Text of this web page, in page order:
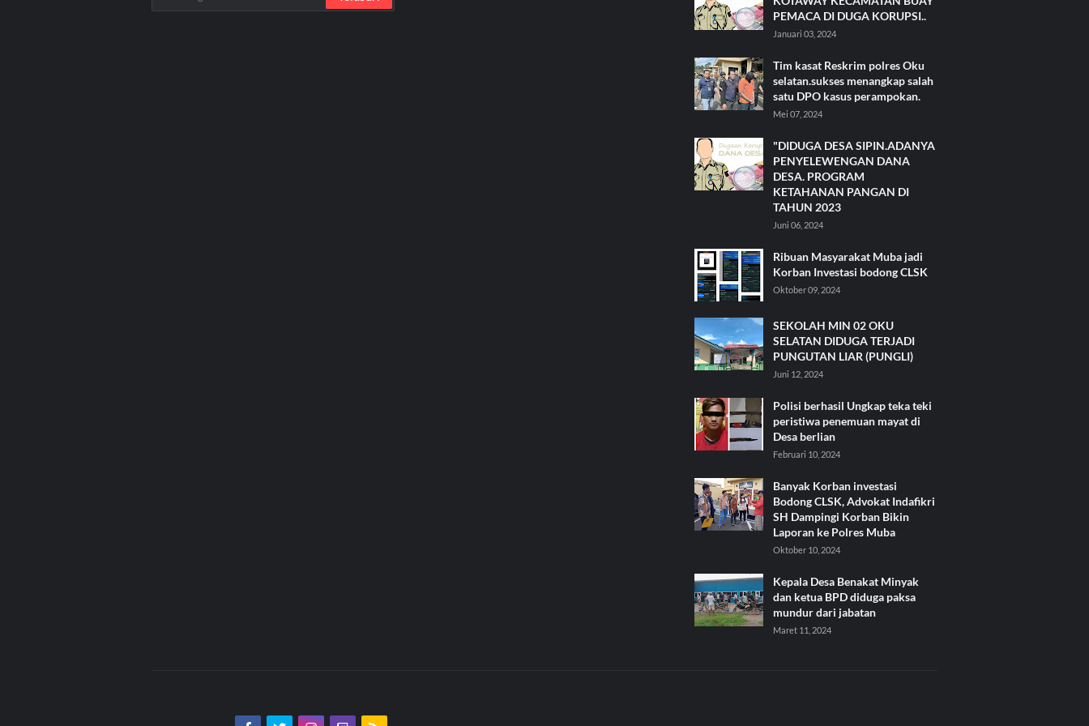
PEMACA DI DUGA KORUPSI..
Januari 03, 2024
Tim kasat Reskrim polres Oku
selatan.sukses menangkap salah
satu DPO kasus perampokan.
Mei 07, 2024
"DIDUGA DESA SIPIN.ADANYA
PENYELEWENGAN DANA
DESA. PROGRAM
KETAHANAN PANGAN DI
TAHUN 2023
Juni 06, 2024
Ribuan Masyarakat Muba jadi
Korban Investasi bodong CLSK
Oktober 09, 2024
SEKOLAH MIN 02 OKU
SELATAN DIDUGA TERJADI
PUNGUTAN LIAR (PUNGLI)
Juni 12, 2024
Polisi berhasil Ungkap teka teki
peristiwa penemuan mayat di
Desa berlian
Februari 10, 2024
Banyak Korban investasi
Bodong CLSK, Advokat Indafikri
SH Dampingi Korban Bikin
Laporan ke Polres Muba
Oktober 10, 2024
Kepala Desa Benakat Minyak
dan ketua BPD diduga paksa
mundur dari jabatan
Maret 11, 2024